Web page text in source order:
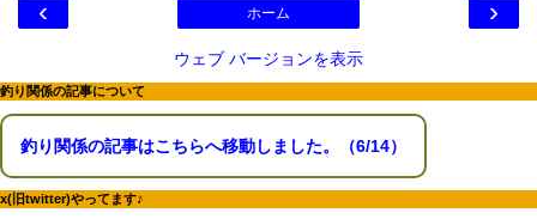
‹ ›
ホーム
ウェブ バージョンを表示
釣り関係の記事について
釣り関係の記事はこちらへ移動しました。（6/14）
x(旧twitter)やってます♪